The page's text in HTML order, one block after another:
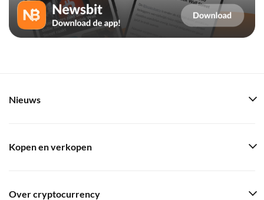
Nieuws
Kopen en verkopen
Over cryptocurrency